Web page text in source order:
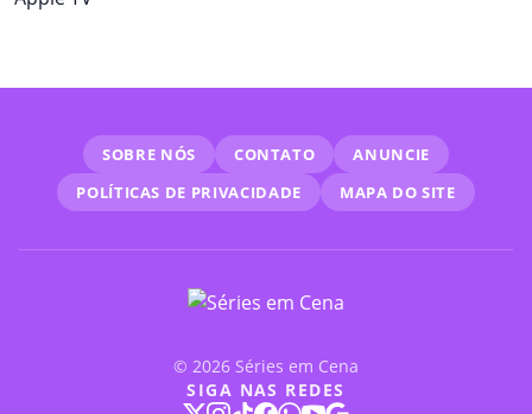
SOBRE NÓS CONTATO
ANUNCIE
POLÍTICAS DE PRIVACIDADE
MAPA DO SITE
© 2026 Séries em Cena
SIGA NAS REDES